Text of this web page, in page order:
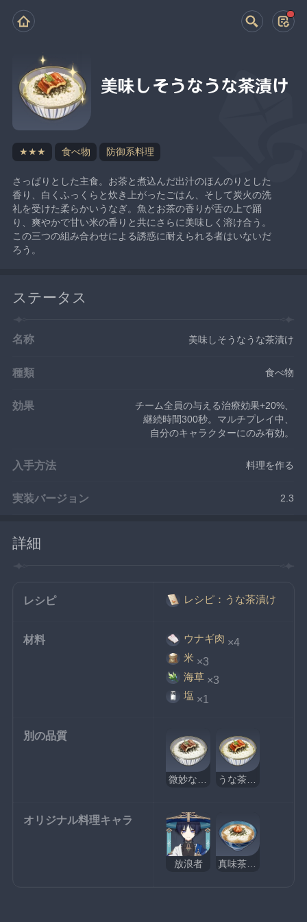
美味しそうなうな茶漬け
★★★ 食べ物 防御系料理
さっぱりとした主食。お茶と煮込んだ出汁のほんのりとした
香り、白くふっくらと炊き上がったごはん、そして炭火の洗
礼を受けた柔らかいうなぎ。魚とお茶の香りが舌の上で踊
り、爽やかで甘い米の香りと共にさらに美味しく溶け合う。
この三つの組み合わせによる誘惑に耐えられる者はいないだ
ろう。
ステータス
名称 美味しそうなうな茶漬け
種類 食べ物
効果
チーム全員の与える治療効果+20%、
継続時間300秒。マルチプレイ中、
自分のキャラクターにのみ有効。
入手方法 料理を作る
実装バージョン 2.3
詳細
レシピ レシピ：うな茶漬け
材料 ウナギ肉 ×4
米 ×3
海草 ×3
塩 ×1
別の品質
オリジナル料理キャラ
放浪者